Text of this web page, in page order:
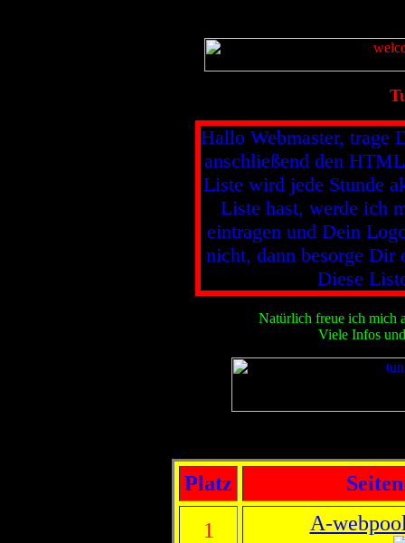
Hallo Webmaster, trage
anschließend den
Liste wird jede Stunde
Liste hast, werde ich
eintragen und Dein
nicht, dann besorge Dir
Diese
Natürlich freue ich mich
Viele Infos
Platz
1
A-